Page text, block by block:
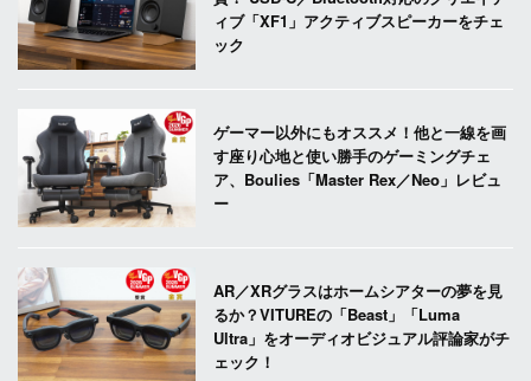
ィブ「XF1」アクティブスピーカーをチェ
ック
ゲーマー以外にもオススメ！他と一線を画
す座り心地と使い勝手のゲーミングチェ
ア、Boulies「Master Rex／Neo」レビュ
ー
AR／XRグラスはホームシアターの夢を見
るか？VITUREの「Beast」「Luma
Ultra」をオーディオビジュアル評論家がチ
ェック！